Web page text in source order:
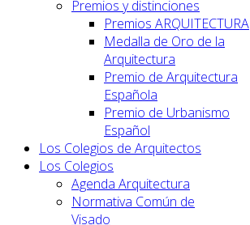
Premios y distinciones
Premios ARQUITECTURA
Medalla de Oro de la
Arquitectura
Premio de Arquitectura
Española
Premio de Urbanismo
Español
Los Colegios de Arquitectos
Los Colegios
Agenda Arquitectura
Normativa Común de
Visado